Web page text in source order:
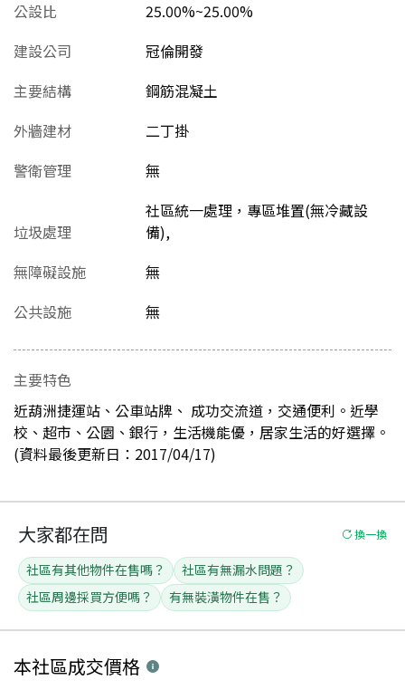
公設比
25.00%~25.00%
建設公司
冠倫開發
主要結構
鋼筋混凝土
外牆建材
二丁掛
警衛管理
無
垃圾處理
社區統一處理，專區堆置(無冷藏設
備),
無障礙設施
無
公共設施
無
主要特色
近葫洲捷運站、公車站牌、 成功交流道，交通便利。近學
校、超市、公園、銀行，生活機能優，居家生活的好選擇。
(資料最後更新日：2017/04/17)
大家都在問 換一換
社區有其他物件在售嗎？
社區有無漏水問題？
社區周邊採買方便嗎？
有無裝潢物件在售？
本社區成交價格